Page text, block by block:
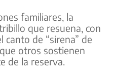
familiares, la
que resuena, con
canto de “sirena” de
otros sostienen
de la reserva.